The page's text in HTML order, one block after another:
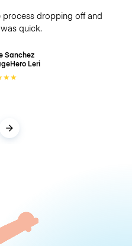
process dropping off and
quick.
Sanchez
Leri
★★